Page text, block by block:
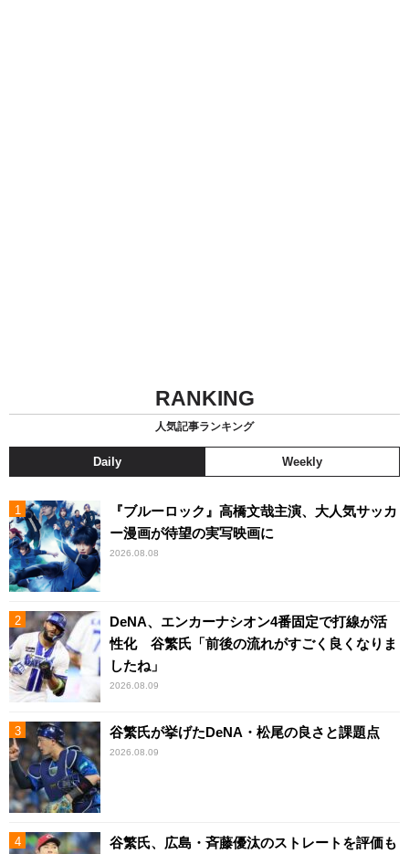
RANKING
人気記事ランキング
Daily Weekly
『ブルーロック』高橋文哉主演、大人気サッカ
ー漫画が待望の実写映画に
2026.08.08
DeNA、エンカーナシオン4番固定で打線が活
性化 谷繁氏「前後の流れがすごく良くなりま
したね」
2026.08.09
谷繁氏が挙げたDeNA・松尾の良さと課題点
2026.08.09
谷繁氏、広島・斉藤優汰のストレートを評価も